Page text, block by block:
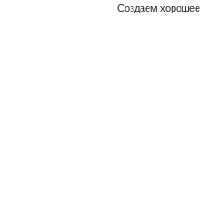
Создаем